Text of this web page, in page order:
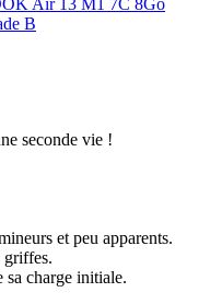
seconde vie !
et peu apparents.
griffes.
sa charge initiale.